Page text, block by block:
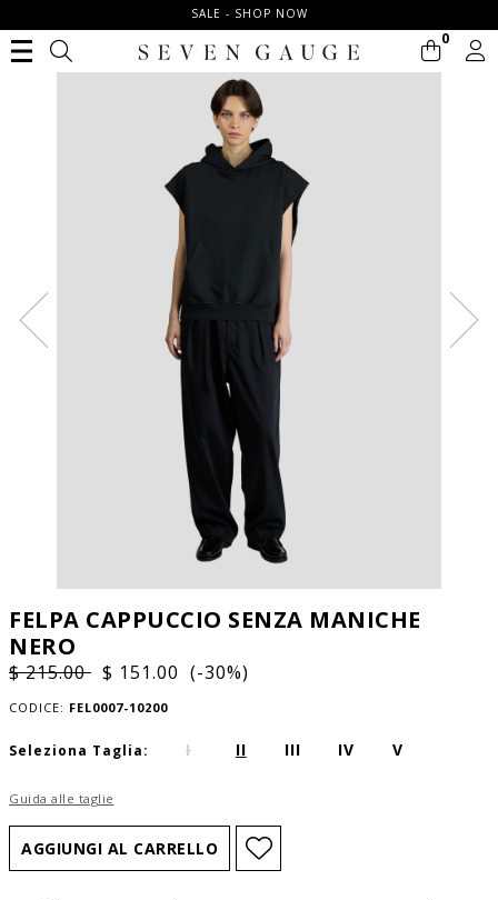
SALE - SHOP NOW
0
FELPA CAPPUCCIO SENZA MANICHE
NERO
$ 215.00 $ 151.00 (-30%)
CODICE: FEL0007-10200
Seleziona Taglia: I II III IV V
Guida alle taglie